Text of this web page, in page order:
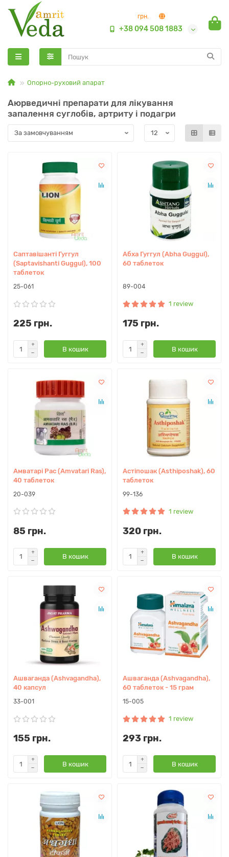
грн.
+38 094 508 1883
Опорно-руховий апарат
Аюрведичні препарати для лікування
запалення суглобів, артриту і подагри
Саптавішанті Гуггул
(Saptavishanti Guggul), 100
таблеток
25-061
225 грн.
В кошик
Абха Гуггул (Abha Guggul),
60 таблеток
89-004
1 review
175 грн.
В кошик
Амватарі Рас (Amvatari Ras),
40 таблеток
20-039
85 грн.
В кошик
Астіпошак (Asthiposhak), 60
таблеток
99-136
1 review
320 грн.
В кошик
Ашваганда (Ashvagandha),
40 капсул
33-001
155 грн.
В кошик
Ашваганда (Ashvagandha),
60 таблеток - 15 грам
15-005
1 review
293 грн.
В кошик